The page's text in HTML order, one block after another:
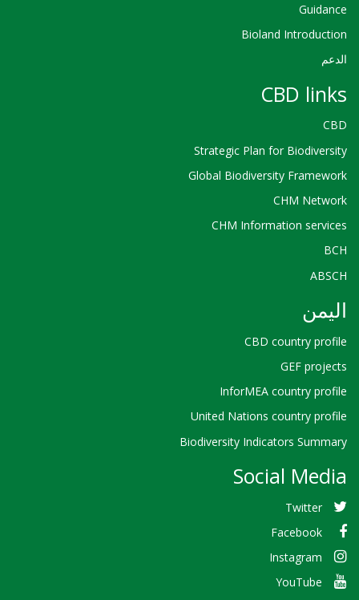
Guidance
Bioland Introduction
الدعم
CBD links
CBD
Strategic Plan for Biodiversity
Global Biodiversity Framework
CHM Network
CHM Information services
BCH
ABSCH
اليمن
CBD country profile
GEF projects
InforMEA country profile
United Nations country profile
Biodiversity Indicators Summary
Social Media
Twitter
Facebook
Instagram
YouTube